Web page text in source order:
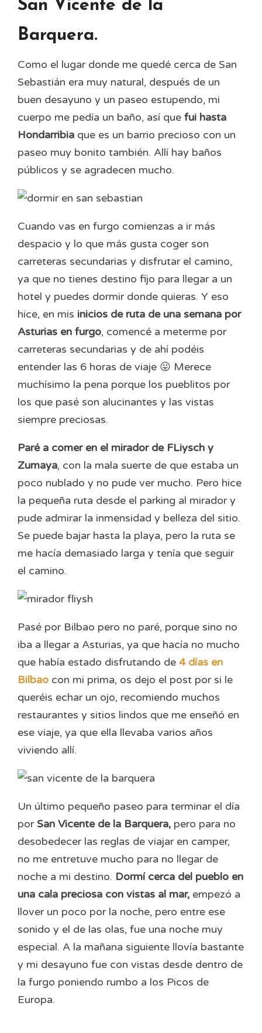
San Vicente de la
Barquera.
Como el lugar donde me quedé cerca de San
Sebastián era muy natural, después de un
buen desayuno y un paseo estupendo, mi
cuerpo me pedía un baño, así que fui hasta
Hondarribia que es un barrio precioso con un
paseo muy bonito también. Allí hay baños
públicos y se agradecen mucho.
Cuando vas en furgo comienzas a ir más
despacio y lo que más gusta coger son
carreteras secundarias y disfrutar el camino,
ya que no tienes destino fijo para llegar a un
hotel y puedes dormir donde quieras. Y eso
hice, en mis inicios de ruta de una semana por
Asturias en furgo, comencé a meterme por
carreteras secundarias y de ahí podéis
entender las 6 horas de viaje 😛 Merece
muchísimo la pena porque los pueblitos por
los que pasé son alucinantes y las vistas
siempre preciosas.
Paré a comer en el mirador de FLiysch y
Zumaya, con la mala suerte de que estaba un
poco nublado y no pude ver mucho. Pero hice
la pequeña ruta desde el parking al mirador y
pude admirar la inmensidad y belleza del sitio.
Se puede bajar hasta la playa, pero la ruta se
me hacía demasiado larga y tenía que seguir
el camino.
Pasé por Bilbao pero no paré, porque sino no
iba a llegar a Asturias, ya que hacía no mucho
que había estado disfrutando de 4 días en
Bilbao con mi prima, os dejo el post por si le
queréis echar un ojo, recomiendo muchos
restaurantes y sitios lindos que me enseñó en
ese viaje, ya que ella llevaba varios años
viviendo allí.
Un último pequeño paseo para terminar el día
porSan Vicente de la Barquera, pero para no
desobedecer las reglas de viajar en camper,
no me entretuve mucho para no llegar de
noche a mi destino. Dormí cerca del pueblo en
una cala preciosa con vistas al mar, empezó a
llover un poco por la noche, pero entre ese
sonido y el de las olas, fue una noche muy
especial. A la mañana siguiente llovía bastante
y mi desayuno fue con vistas desde dentro de
la furgo poniendo rumbo a los Picos de
Europa.